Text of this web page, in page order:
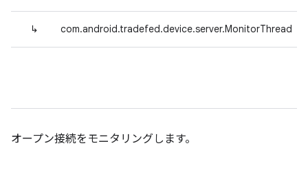
↳ com.android.tradefed.device.server.MonitorThread
オープン接続をモニタリングします。